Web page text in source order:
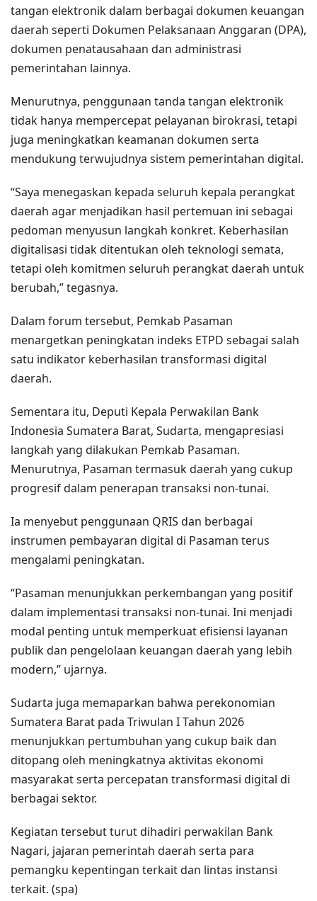
tangan elektronik dalam berbagai dokumen keuangan
daerah seperti Dokumen Pelaksanaan Anggaran (DPA),
dokumen penatausahaan dan administrasi
pemerintahan lainnya.
Menurutnya, penggunaan tanda tangan elektronik
tidak hanya mempercepat pelayanan birokrasi, tetapi
juga meningkatkan keamanan dokumen serta
mendukung terwujudnya sistem pemerintahan digital.
“Saya menegaskan kepada seluruh kepala perangkat
daerah agar menjadikan hasil pertemuan ini sebagai
pedoman menyusun langkah konkret. Keberhasilan
digitalisasi tidak ditentukan oleh teknologi semata,
tetapi oleh komitmen seluruh perangkat daerah untuk
berubah,” tegasnya.
Dalam forum tersebut, Pemkab Pasaman
menargetkan peningkatan indeks ETPD sebagai salah
satu indikator keberhasilan transformasi digital
daerah.
Sementara itu, Deputi Kepala Perwakilan Bank
Indonesia Sumatera Barat, Sudarta, mengapresiasi
langkah yang dilakukan Pemkab Pasaman.
Menurutnya, Pasaman termasuk daerah yang cukup
progresif dalam penerapan transaksi non-tunai.
Ia menyebut penggunaan QRIS dan berbagai
instrumen pembayaran digital di Pasaman terus
mengalami peningkatan.
“Pasaman menunjukkan perkembangan yang positif
dalam implementasi transaksi non-tunai. Ini menjadi
modal penting untuk memperkuat efisiensi layanan
publik dan pengelolaan keuangan daerah yang lebih
modern,” ujarnya.
Sudarta juga memaparkan bahwa perekonomian
Sumatera Barat pada Triwulan I Tahun 2026
menunjukkan pertumbuhan yang cukup baik dan
ditopang oleh meningkatnya aktivitas ekonomi
masyarakat serta percepatan transformasi digital di
berbagai sektor.
Kegiatan tersebut turut dihadiri perwakilan Bank
Nagari, jajaran pemerintah daerah serta para
pemangku kepentingan terkait dan lintas instansi
terkait. (spa)